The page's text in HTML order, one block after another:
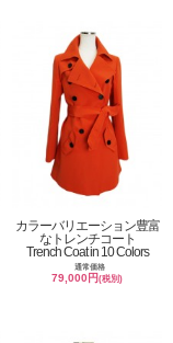
カラーバリエーション豊富
なトレンチコート
Trench Coat in 10 Colors
通常価格
79,000円(税別)